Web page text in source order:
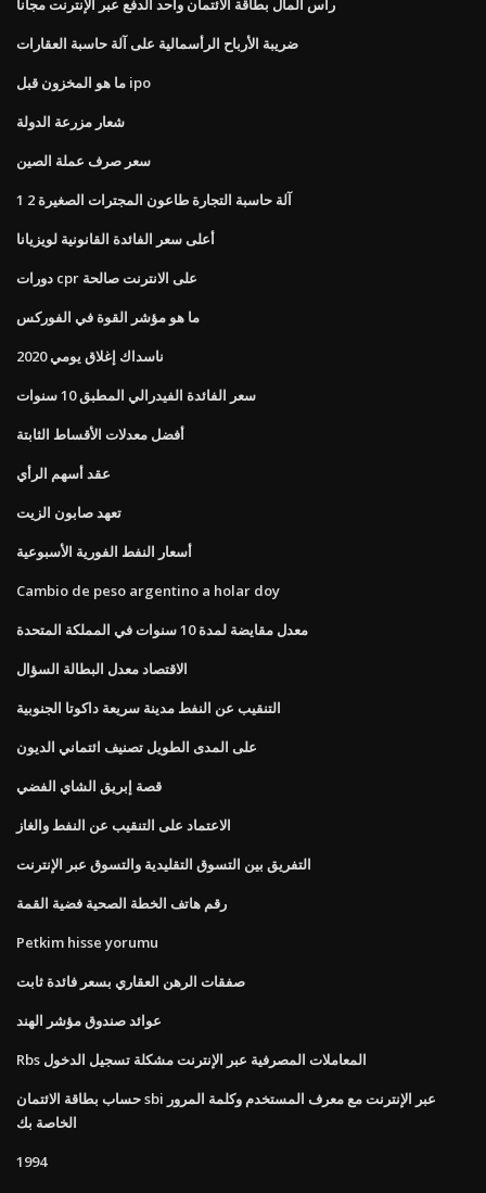
رأس المال بطاقة الائتمان واحد الدفع عبر الإنترنت مجانا
ضريبة الأرباح الرأسمالية على آلة حاسبة العقارات
ما هو المخزون قبل ipo
شعار مزرعة الدولة
سعر صرف عملة الصين
1 2 آلة حاسبة التجارة طاعون المجترات الصغيرة
أعلى سعر الفائدة القانونية لويزيانا
دورات cpr على الانترنت صالحة
ما هو مؤشر القوة في الفوركس
ناسداك إغلاق يومي 2020
سعر الفائدة الفيدرالي المطبق 10 سنوات
أفضل معدلات الأقساط الثابتة
عقد أسهم الرأي
تعهد صابون الزيت
أسعار النفط الفورية الأسبوعية
Cambio de peso argentino a holar doy
معدل مقايضة لمدة 10 سنوات في المملكة المتحدة
الاقتصاد معدل البطالة السؤال
التنقيب عن النفط مدينة سريعة داكوتا الجنوبية
على المدى الطويل تصنيف ائتماني الديون
قصة إبريق الشاي الفضي
الاعتماد على التنقيب عن النفط والغاز
التفريق بين التسوق التقليدية والتسوق عبر الإنترنت
رقم هاتف الخطة الصحية فضية القمة
Petkim hisse yorumu
صفقات الرهن العقاري بسعر فائدة ثابت
عوائد صندوق مؤشر الهند
Rbs المعاملات المصرفية عبر الإنترنت مشكلة تسجيل الدخول
حساب بطاقة الائتمان sbi عبر الإنترنت مع معرف المستخدم وكلمة المرور
الخاصة بك
1994